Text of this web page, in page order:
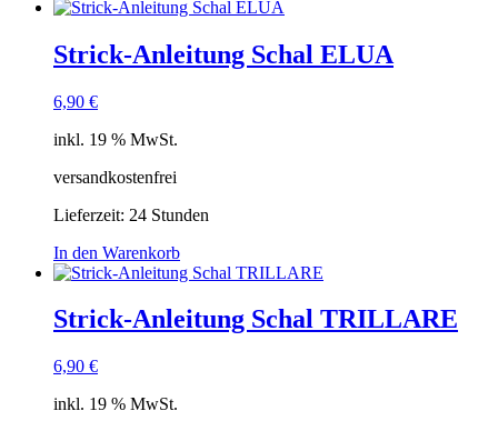
Strick-Anleitung Schal ELUA
6,90 €
inkl. 19 % MwSt.
versandkostenfrei
Lieferzeit: 24 Stunden
In den Warenkorb
Strick-Anleitung Schal TRILLARE
6,90 €
inkl. 19 % MwSt.